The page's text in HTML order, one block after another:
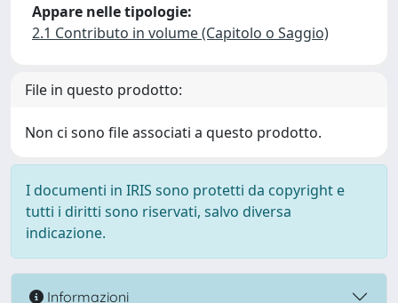
Appare nelle tipologie:
2.1 Contributo in volume (Capitolo o Saggio)
File in questo prodotto:
Non ci sono file associati a questo prodotto.
I documenti in IRIS sono protetti da copyright e
tutti i diritti sono riservati, salvo diversa
indicazione.
Informazioni